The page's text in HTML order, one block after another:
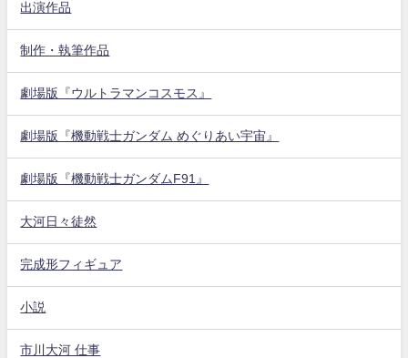
出演作品
制作・執筆作品
劇場版『ウルトラマンコスモス』
劇場版『機動戦士ガンダム めぐりあい宇宙』
劇場版『機動戦士ガンダムF91』
大河日々徒然
完成形フィギュア
小説
市川大河 仕事